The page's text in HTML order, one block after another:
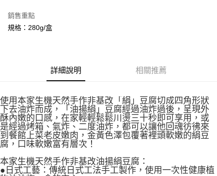
銷售重點
規格：280g/盒
詳細說明 相關推薦
使用本家生機天然手作非基改「絹」豆腐切成四角形狀
下去油炸而成，「油揚絹」豆腐經過油炸過後，呈現外
酥內嫩的口感，在家輕輕鬆鬆川燙三十秒即可享用，或
是經過烤箱、氣炸、二度油炸，都可以讓他回魂彷彿來
到餐館上菜老皮嫩肉，金黃色澤包覆著裡頭軟嫩的絹豆
腐，口味軟嫩富有層次！
本家生機天然手作非基改油揚絹豆腐：
●日式工藝：傳統日式工法手工製作，使用一次性健康植